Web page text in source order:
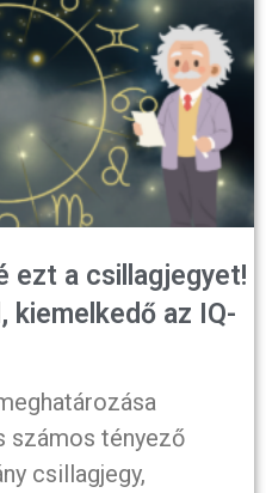
ezt a csillagjegyet!
kiemelkedő az IQ-
számos tényező
csillagjegy,